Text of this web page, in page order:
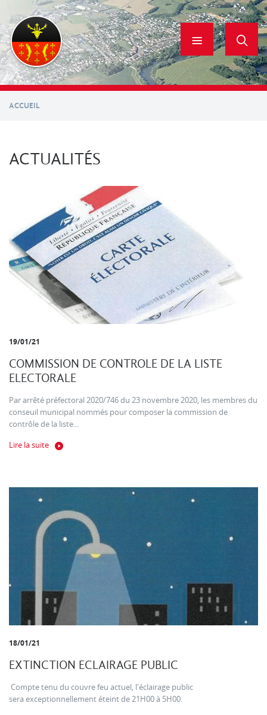
contenu
principal
ACCUEIL
ACTUALITÉS
19/01/21
COMMISSION DE CONTROLE DE LA LISTE
ELECTORALE
Par arrêté préfectoral 2020/746 du 23 novembre 2020, les membres du
conseuil municipal nommés pour composer la commission de
contrôle de la liste...
Lire la suite
18/01/21
EXTINCTION ECLAIRAGE PUBLIC
Compte tenu du couvre feu actuel, l'éclairage public
sera exceptionnellement éteint de 21H00 à 5H00.